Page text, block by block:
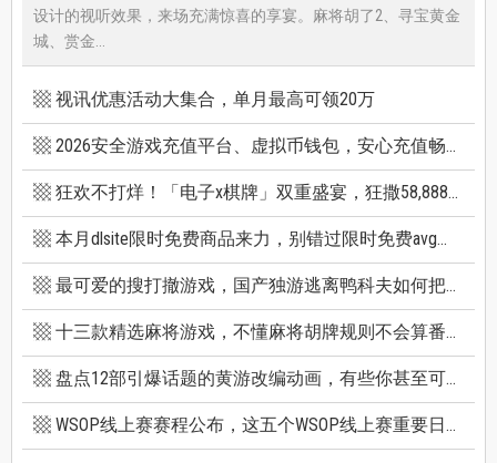
设计的视听效果，来场充满惊喜的享宴。麻将胡了2、寻宝黄金
城、赏金...
视讯优惠活动大集合，单月最高可领20万
2026安全游戏充值平台、虚拟币钱包，安心充值畅快游戏
狂欢不打烊！「电子x棋牌」双重盛宴，狂撒58,888巨额红利
本月dlsite限时免费商品来力，别错过限时免费avg成人游戏和免费插画集
最可爱的搜打撤游戏，国产独游逃离鸭科夫如何把搜打撤玩出新高度
十三款精选麻将游戏，不懂麻将胡牌规则不会算番也能玩
盘点12部引爆话题的黄游改编动画，有些你甚至可能不知道它原作是黄游
WSOP线上赛赛程公布，这五个WSOP线上赛重要日期千万别错过